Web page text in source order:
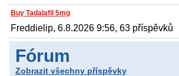
Buy Tadalafil 5mg
Freddielip, 6.8.2026 9:56, 63 příspěvků
Fórum
Zobrazit všechny příspěvky